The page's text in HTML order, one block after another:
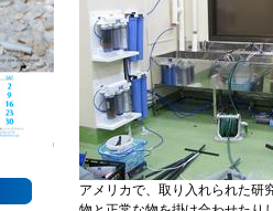
アメリカで、取り入れられた研